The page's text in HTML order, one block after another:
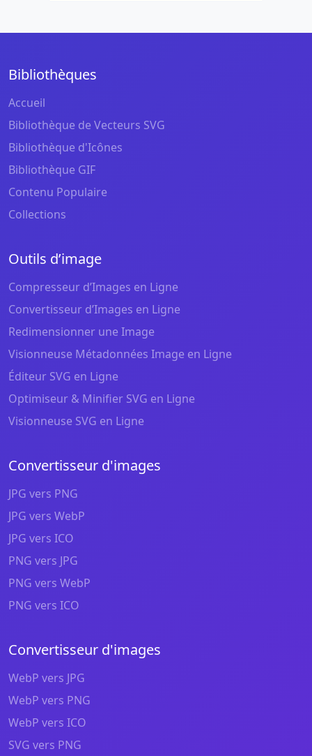
Bibliothèques
Accueil
Bibliothèque de Vecteurs SVG
Bibliothèque d'Icônes
Bibliothèque GIF
Contenu Populaire
Collections
Outils d’image
Compresseur d’Images en Ligne
Convertisseur d’Images en Ligne
Redimensionner une Image
Visionneuse Métadonnées Image en Ligne
Éditeur SVG en Ligne
Optimiseur & Minifier SVG en Ligne
Visionneuse SVG en Ligne
Convertisseur d'images
JPG vers PNG
JPG vers WebP
JPG vers ICO
PNG vers JPG
PNG vers WebP
PNG vers ICO
Convertisseur d'images
WebP vers JPG
WebP vers PNG
WebP vers ICO
SVG vers PNG